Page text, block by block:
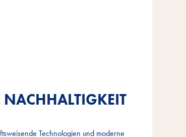
NACHHALTIGKEIT
Technologien und moderne
NACHHALTIGKEIT
Technologien und moderne
NACHHALTIGKEIT
Technologien und moderne